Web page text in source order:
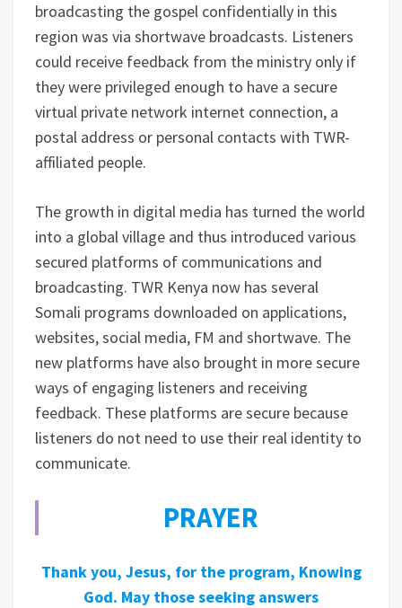
broadcasting the gospel confidentially in this
region was via shortwave broadcasts. Listeners
could receive feedback from the ministry only if
they were privileged enough to have a secure
virtual private network internet connection, a
postal address or personal contacts with TWR-
affiliated people.
The growth in digital media has turned the world
into a global village and thus introduced various
secured platforms of communications and
broadcasting. TWR Kenya now has several
Somali programs downloaded on applications,
websites, social media, FM and shortwave. The
new platforms have also brought in more secure
ways of engaging listeners and receiving
feedback. These platforms are secure because
listeners do not need to use their real identity to
communicate.
PRAYER
Thank you, Jesus, for the program, Knowing
God. May those seeking answers